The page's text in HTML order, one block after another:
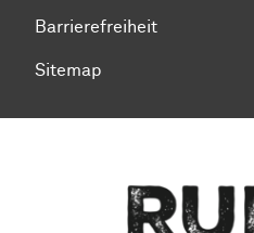
Barrierefreiheit
Sitemap